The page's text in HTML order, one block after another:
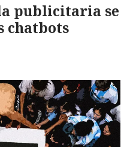
publicitaria se
chatbots